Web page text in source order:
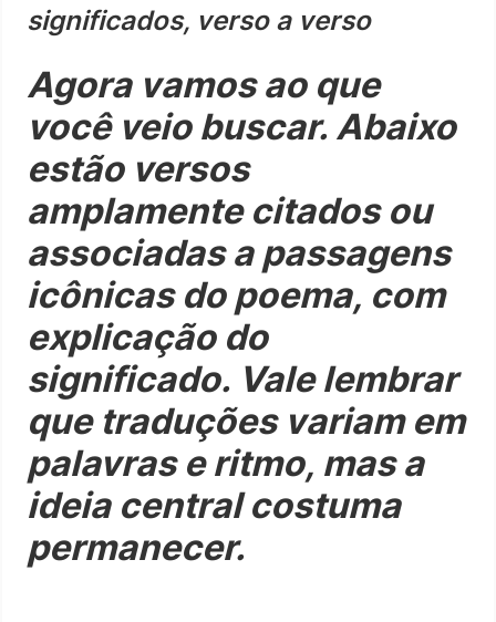
significados, verso a verso
Agora vamos ao que
você veio buscar. Abaixo
estão versos
amplamente citados ou
associadas a passagens
icônicas do poema, com
explicação do
significado. Vale lembrar
que traduções variam em
palavras e ritmo, mas a
ideia central costuma
permanecer.